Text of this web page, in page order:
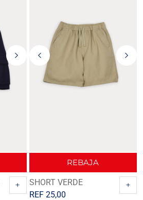
+
REBAJA
SHORT VERDE
REF 25,00
+